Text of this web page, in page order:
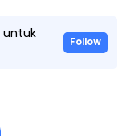
untuk
Follow